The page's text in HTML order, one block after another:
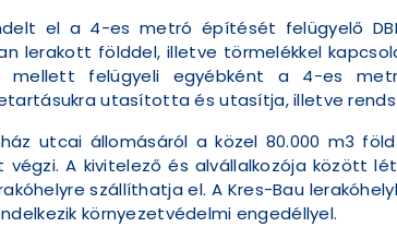
el a 4-es metró építését felügyelő
lerakott földdel, illetve törmelékkel
felügyeli egyébként a 4-es
utasította és utasítja, illetve
utcai állomásáról a közel 80.000 m3
végzi. A kivitelező és alvállalkozója között
szállíthatja el. A Kres-Bau
környezetvédelmi engedéllyel.